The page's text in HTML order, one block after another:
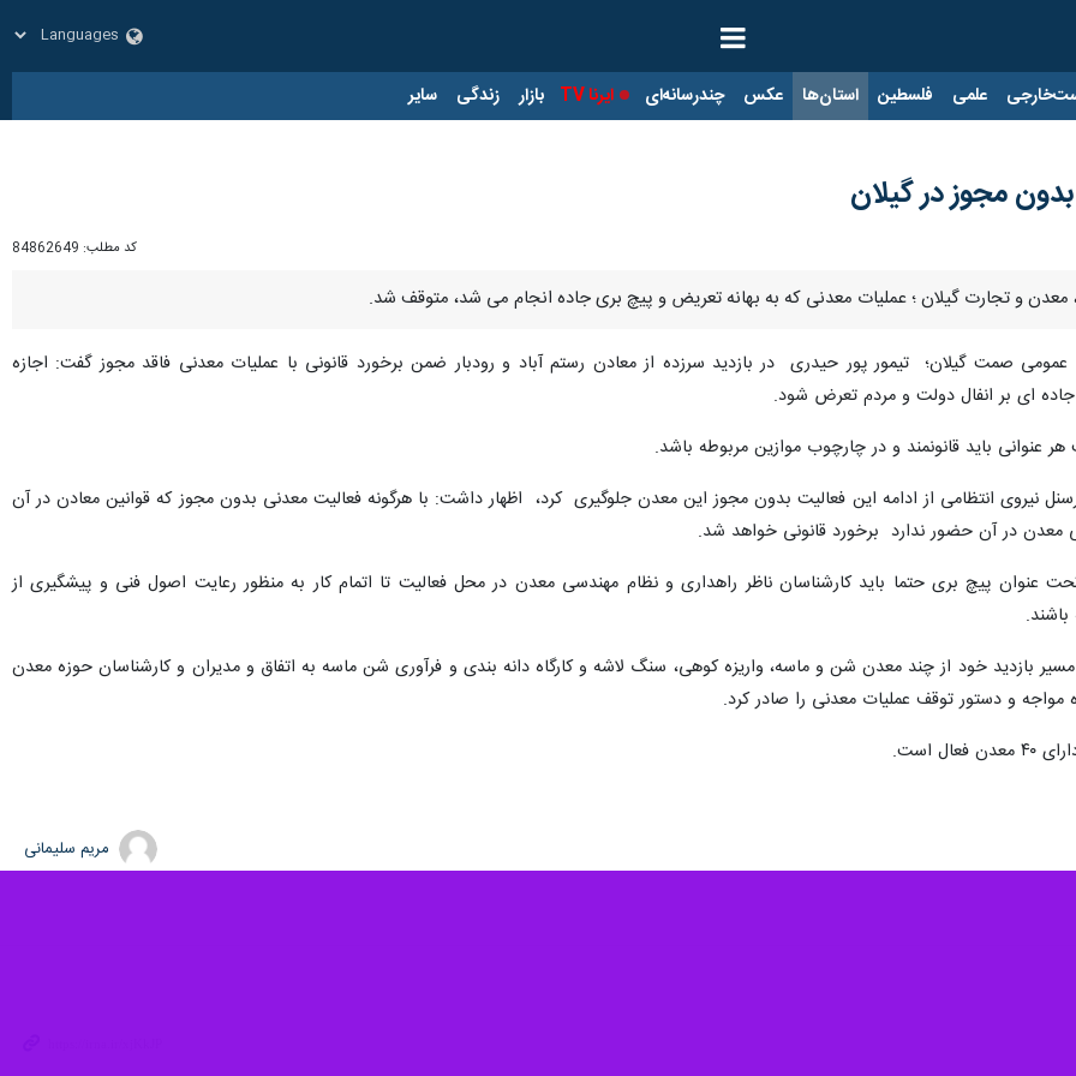
علمی فلسطین استان‌ها عکس چندرسانه‌ای ایرنا TV بازار زندگی سایر
مجوز در گیلان
کد مطلب: 84862649